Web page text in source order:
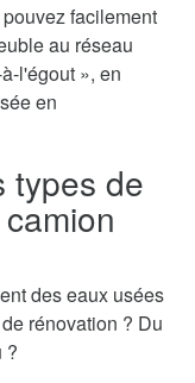
facilement
au réseau
l'égout », en
en
types de
des eaux usées
rénovation ? Du
?